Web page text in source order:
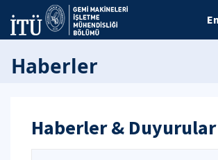
Haberler
Haberler & Duyurular